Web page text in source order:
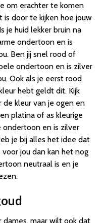
om erachter te komen
door te kijken hoe jouw
je huid lekker bruin na
ondertoon en is
Ben jij snel rood of
ondertoon en is zilver
Ook als je eerst rood
hebt geldt dit. Kijk
de kleur van je ogen en
platina of as kleurige
ondertoon en is zilver
je bij alles het idee dat
jou dan kan het nog
neutraal is en je
dames, maar wilt ook dat